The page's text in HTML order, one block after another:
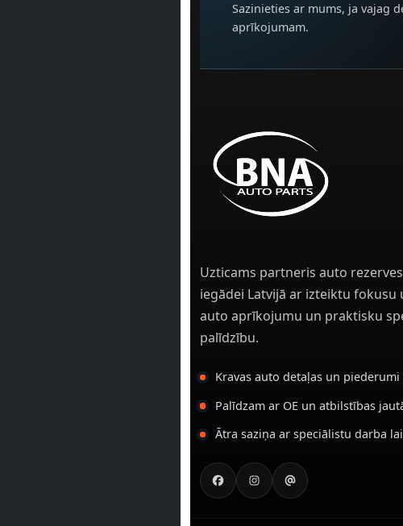
Sazinieties ar mums, ja vajag
aprīkojumam.
Uzticams partneris auto
iegādei Latvijā ar izteiktu fokusu
auto aprīkojumu un praktisku
palīdzību.
Kravas auto detaļas un
Palīdzam ar OE un atbilstības
Ātra saziņa ar speciālistu darba